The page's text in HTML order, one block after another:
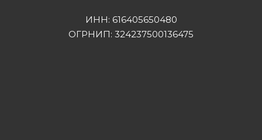
ИНН: 616405650480
ОГРНИП: 324237500136475